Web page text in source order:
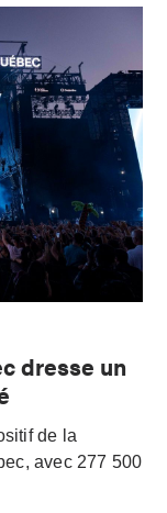
dresse un
de la
avec 277 500